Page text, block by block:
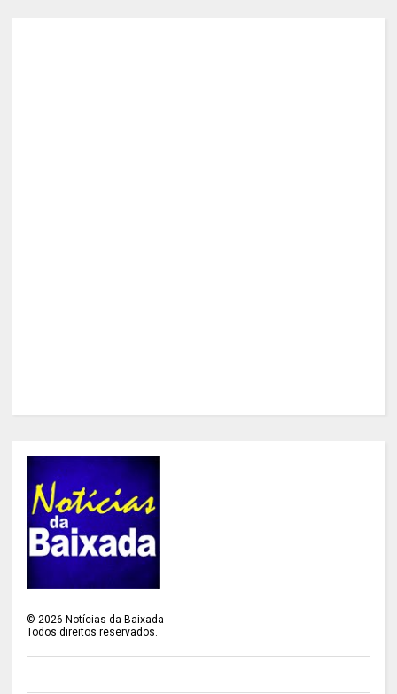
©2026 Notícias da Baixada
Todos direitos reservados.